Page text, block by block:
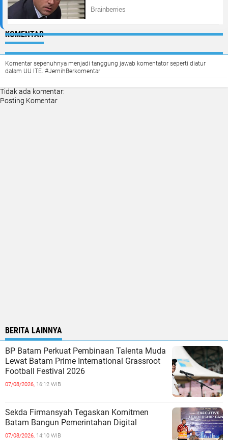
KOMENTAR
Komentar sepenuhnya menjadi tanggung jawab komentator seperti diatur
dalam UU ITE. #JernihBerkomentar
Tidak ada komentar:
Posting Komentar
BERITA LAINNYA
BP Batam Perkuat Pembinaan Talenta Muda
Lewat Batam Prime International Grassroot
Football Festival 2026
07/08/2026, 16:12 WIB
Sekda Firmansyah Tegaskan Komitmen
Batam Bangun Pemerintahan Digital
07/08/2026, 14:10 WIB